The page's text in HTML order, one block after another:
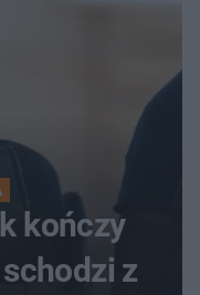
kończy
schodzi z